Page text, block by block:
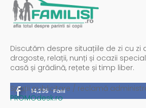
Discutăm despre situațiile de zi cu zi
dragoste, relații, nunți și ocazii
casă și grădină, rețete și timp liber.
14,235 Fani
Spații publicitare / reclamă
PROMOdesk.ro